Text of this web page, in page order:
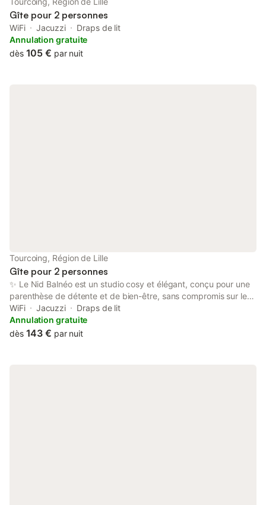
comprend un coin nuit confortable, un espace détente avec
télévision et wifi haut débit, ainsi
Gîte pour 2 personnes
WiFi Jacuzzi
Draps de lit
Annulation gratuite
dès 105 € par nuit
Tourcoing, Région de Lille
Gîte pour 2 personnes
✨ Le Nid Balnéo est un studio cosy et élégant, conçu pour une
parenthèse de détente et de bien-être, sans compromis sur le
confort. 🛁 Bain à remous double pour un moment de relaxation
absolue 🛏️ Lit confortable avec linge de lit et serviettes fournis
📺 TV écran plat et Wifi haut débit 🚿 Salle d’eau moderne avec
WiFi Jacuzzi
Draps de lit
Annulation gratuite
dès 143 € par nuit